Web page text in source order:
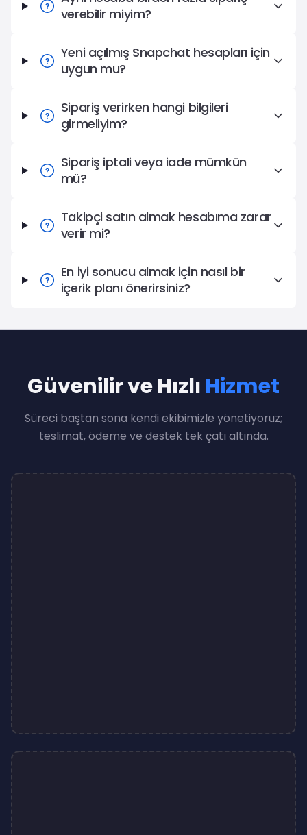
verebilir miyim?
Yeni açılmış Snapchat hesapları için
uygun mu?
Sipariş verirken hangi bilgileri
girmeliyim?
Sipariş iptali veya iade mümkün
mü?
Takipçi satın almak hesabıma zarar
verir mi?
En iyi sonucu almak için nasıl bir
içerik planı önerirsiniz?
Güvenilir ve Hızlı Hizmet
Süreci baştan sona kendi ekibimizle yönetiyoruz;
teslimat, ödeme ve destek tek çatı altında.